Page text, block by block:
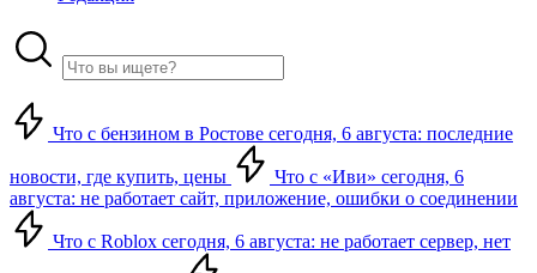
Что с бензином в Ростове сегодня, 6 августа: последние
новости, где купить, цены
Что с «Иви» сегодня, 6
августа: не работает сайт, приложение, ошибки о соединении
Что с Roblox сегодня, 6 августа: не работает сервер, нет